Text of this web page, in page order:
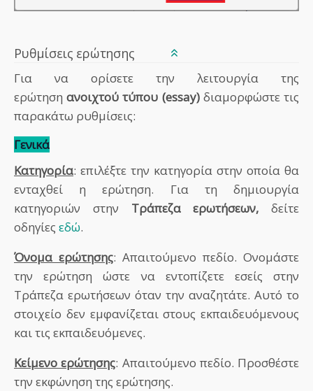
Ρυθμίσεις ερώτησης
Για να ορίσετε την λειτουργία της
ερώτησηανοιχτού τύπου (essay)διαμορφώστε τις
παρακάτω ρυθμίσεις:
Γενικά
Κατηγορία: επιλέξτε την κατηγορία στην οποία θα
ενταχθεί η ερώτηση. Για τη δημιουργία
κατηγοριών στην Τράπεζα ερωτήσεων, δείτε
οδηγίες εδώ.
Όνομα ερώτησης: Απαιτούμενο πεδίο. Ονομάστε
την ερώτηση ώστε να εντοπίζετε εσείς στην
Τράπεζα ερωτήσεων όταν την αναζητάτε. Αυτό το
στοιχείο δεν εμφανίζεται στους εκπαιδευόμενους
και τις εκπαιδευόμενες.
Κείμενο ερώτησης: Απαιτούμενο πεδίο. Προσθέστε
την εκφώνηση της ερώτησης.